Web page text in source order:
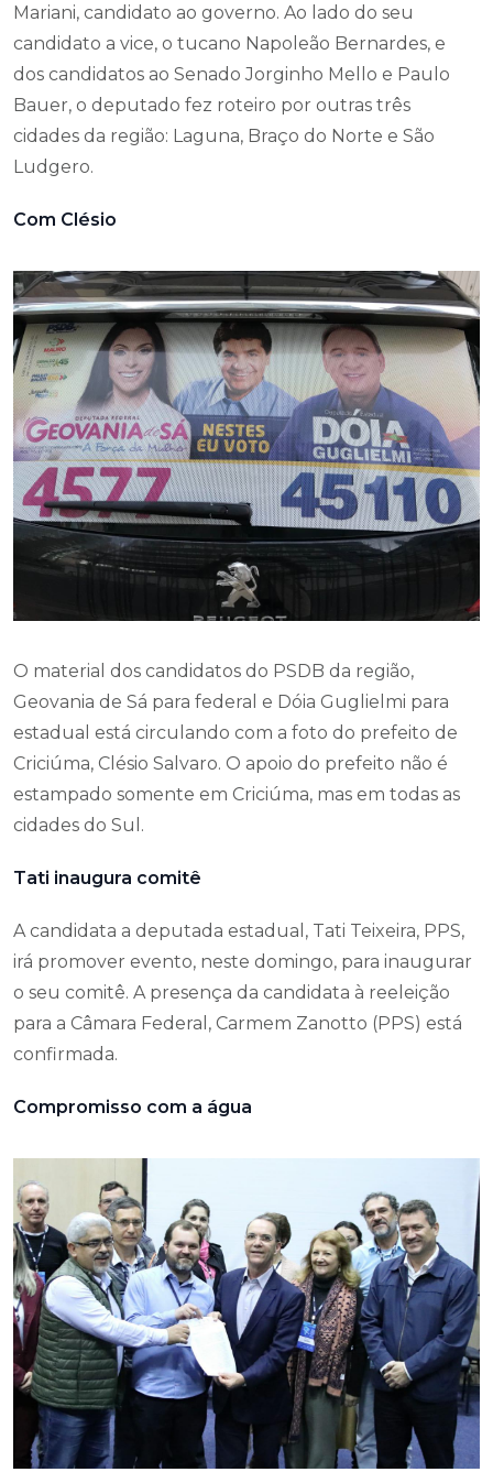
Mariani, candidato ao governo. Ao lado do seu
candidato a vice, o tucano Napoleão Bernardes, e
dos candidatos ao Senado Jorginho Mello e Paulo
Bauer, o deputado fez roteiro por outras três
cidades da região: Laguna, Braço do Norte e São
Ludgero.
Com Clésio
O material dos candidatos do PSDB da região,
Geovania de Sá para federal e Dóia Guglielmi para
estadual está circulando com a foto do prefeito de
Criciúma, Clésio Salvaro. O apoio do prefeito não é
estampado somente em Criciúma, mas em todas as
cidades do Sul.
Tati inaugura comitê
A candidata a deputada estadual, Tati Teixeira, PPS,
irá promover evento, neste domingo, para inaugurar
o seu comitê. A presença da candidata à reeleição
para a Câmara Federal, Carmem Zanotto (PPS) está
confirmada.
Compromisso com a água